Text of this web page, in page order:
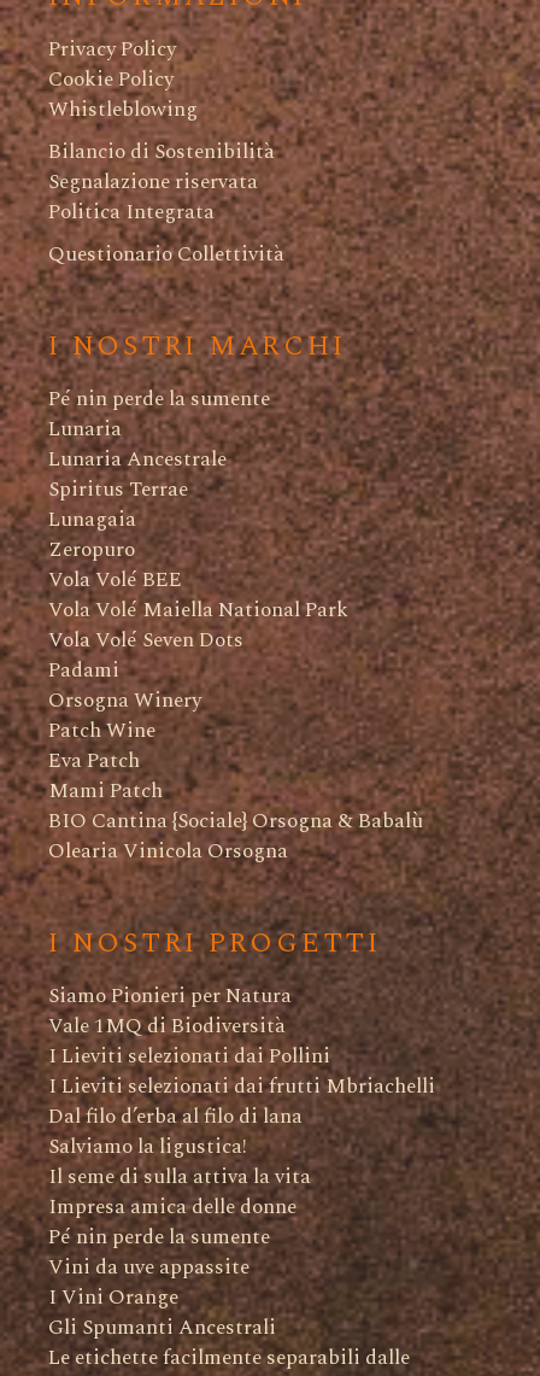
Privacy Policy
Cookie Policy
Whistleblowing
Bilancio di Sostenibilità
Segnalazione riservata
Politica Integrata
Questionario Collettività
I NOSTRI MARCHI
Pé nin perde la sumente
Lunaria
Lunaria Ancestrale
Spiritus Terrae
Lunagaia
Zeropuro
Vola Volé BEE
Vola Volé Maiella National Park
Vola Volé Seven Dots
Padami
Orsogna Winery
Patch Wine
Eva Patch
Mami Patch
BIO Cantina {Sociale} Orsogna & Babalù
Olearia Vinicola Orsogna
I NOSTRI PROGETTI
Siamo Pionieri per Natura
Vale 1MQ di Biodiversità
I Lieviti selezionati dai Pollini
I Lieviti selezionati dai frutti Mbriachelli
Dal filo d’erba al filo di lana
Salviamo la ligustica!
Il seme di sulla attiva la vita
Impresa amica delle donne
Pé nin perde la sumente
Vini da uve appassite
I Vini Orange
Gli Spumanti Ancestrali
Le etichette facilmente separabili dalle